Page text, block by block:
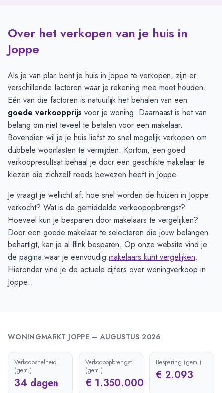
Over het verkopen van je huis in
Joppe
Als je van plan bent je huis in Joppe te verkopen, zijn er
verschillende factoren waar je rekening mee moet houden.
Eén van die factoren is natuurlijk het behalen van een
goede verkoopprijs voor je woning. Daarnaast is het van
belang om niet teveel te betalen voor een makelaar.
Bovendien wil je je huis liefst zo snel mogelijk verkopen om
dubbele woonlasten te vermijden. Kortom, een goed
verkoopresultaat behaal je door een geschikte makelaar te
kiezen die zichzelf reeds bewezen heeft in Joppe.
Je vraagt je wellicht af: hoe snel worden de huizen in Joppe
verkocht? Wat is de gemiddelde verkoopopbrengst?
Hoeveel kun je besparen door makelaars te vergelijken?
Door een goede makelaar te selecteren die jouw belangen
behartigt, kan je al flink besparen. Op onze website vind je
de pagina waar je eenvoudig makelaars kunt vergelijken.
Hieronder vind je de actuele cijfers over woningverkoop in
Joppe:
WONINGMARKT JOPPE —AUGUSTUS 2026
Verkoopsnelheid
(gem.)
34 dagen
Verkoopopbrengst
(gem.)
€ 1.350.000
Besparing (gem.)
€ 2.093